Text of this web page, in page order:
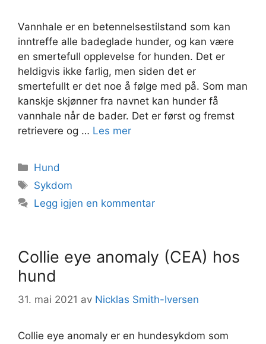
Vannhale er en betennelsestilstand som kan
inntreffe alle badeglade hunder, og kan være
en smertefull opplevelse for hunden. Det er
heldigvis ikke farlig, men siden det er
smertefullt er det noe å følge med på. Som man
kanskje skjønner fra navnet kan hunder få
vannhale når de bader. Det er først og fremst
retrievere og … Les mer
Kategorier
Hund
Stikkord
Sykdom
Legg igjen en kommentar
Collie eye anomaly (CEA) hos
hund
31. mai 2021 av Nicklas Smith-Iversen
Collie eye anomaly er en hundesykdom som